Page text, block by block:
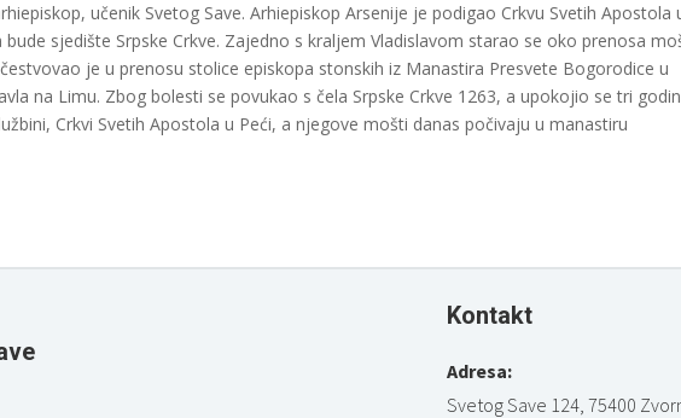
učenik Svetog Save. Arhiepiskop Arsenije je podigao Crkvu Svetih Apostola
sjedište Srpske Crkve. Zajedno s kraljem Vladislavom starao se oko prenosa
je u prenosu stolice episkopa stonskih iz Manastira Presvete Bogorodice u
na Limu. Zbog bolesti se povukao s čela Srpske Crkve 1263, a upokojio se tri
Crkvi Svetih Apostola u Peći, a njegove mošti danas počivaju u manastiru
Kontakt
Adresa:
Svetog Save 124, 75400